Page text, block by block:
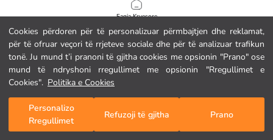
Cookies përdoren për të personalizuar përmbajtjen dhe reklamat,
për të ofruar veçori të rrjeteve sociale dhe për të analizuar trafikun
tonë. Ju mund t’i pranoni të gjitha cookies me opsionin "Prano" ose
mund të ndryshoni rregullimet me opsionin "Rregullimet e
Cookies". Politika e Cookies
Personalizo
Rregullimet
Refuzoji të gjitha Prano
Faqja Kryesore
Kategoritë
Shporta Ime
Fustan i stampuar me jakë të rrumbullakët për vajza
11.95 EUR
16.95 EUR